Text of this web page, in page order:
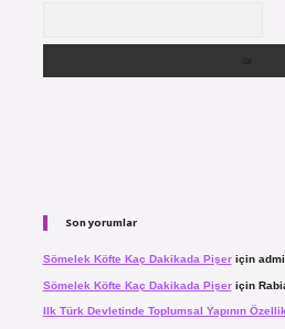
Son yorumlar
Sömelek Köfte Kaç Dakikada Pişeriçin
Sömelek Köfte Kaç Dakikada Pişeriçin
Ilk Türk Devletinde Toplumsal Yapının